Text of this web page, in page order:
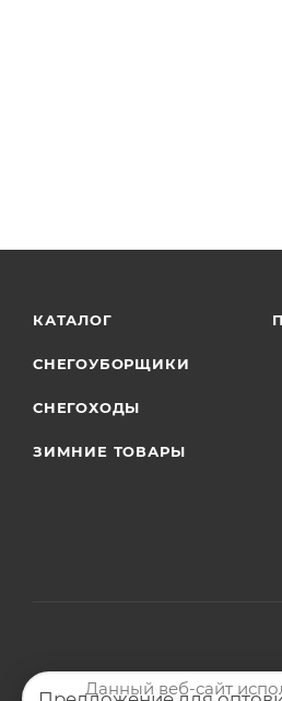
КАТАЛОГ
СНЕГОУБОРЩИКИ
СНЕГОХОДЫ
ЗИМНИЕ ТОВАРЫ
2026 © Магазин мото-
Данный веб-сайт